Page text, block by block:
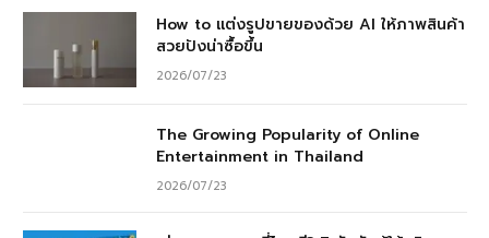
How to แต่งรูปขายของด้วย AI ให้ภาพสินค้า
สวยปังน่าซื้อขึ้น
2026/07/23
The Growing Popularity of Online
Entertainment in Thailand
2026/07/23